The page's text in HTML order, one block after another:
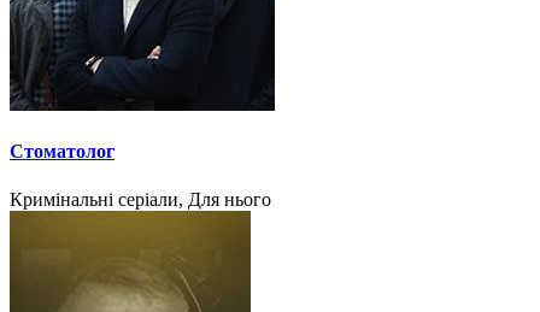
Стоматолог
Кримінальні серіали, Для нього